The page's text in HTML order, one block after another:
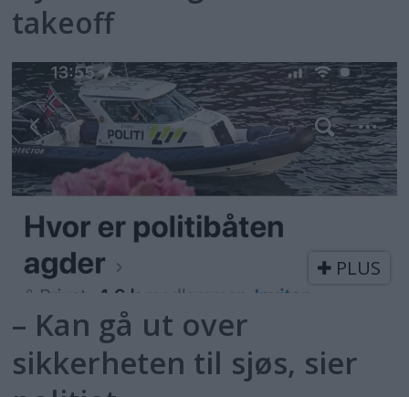
takeoff
PLUS
– Kan gå ut over
sikkerheten til sjøs, sier